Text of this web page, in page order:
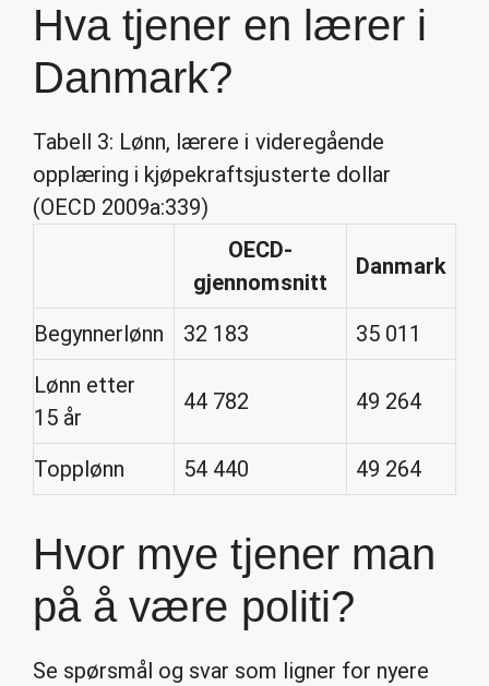
Hva tjener en lærer i
Danmark?
Tabell 3: Lønn, lærere i videregående
opplæring i kjøpekraftsjusterte dollar
(OECD 2009a:339)
OECD-
gjennomsnitt
Danmark
Begynnerlønn 32 183
35 011
Lønn etter
15 år
44 782 49 264
Topplønn 54 440 49 264
Hvor mye tjener man
på å være politi?
Se spørsmål og svar som ligner for nyere